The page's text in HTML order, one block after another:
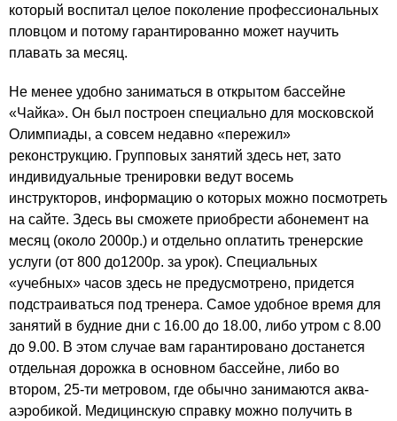
который воспитал целое поколение профессиональных
пловцом и потому гарантированно может научить
плавать за месяц.
Не менее удобно заниматься в открытом бассейне
«Чайка». Он был построен специально для московской
Олимпиады, а совсем недавно «пережил»
реконструкцию. Групповых занятий здесь нет, зато
индивидуальные тренировки ведут восемь
инструкторов, информацию о которых можно посмотреть
на сайте. Здесь вы сможете приобрести абонемент на
месяц (около 2000р.) и отдельно оплатить тренерские
услуги (от 800 до1200р. за урок). Специальных
«учебных» часов здесь не предусмотрено, придется
подстраиваться под тренера. Самое удобное время для
занятий в будние дни с 16.00 до 18.00, либо утром с 8.00
до 9.00. В этом случае вам гарантировано достанется
отдельная дорожка в основном бассейне, либо во
втором, 25-ти метровом, где обычно занимаются аква-
аэробикой. Медицинскую справку можно получить в